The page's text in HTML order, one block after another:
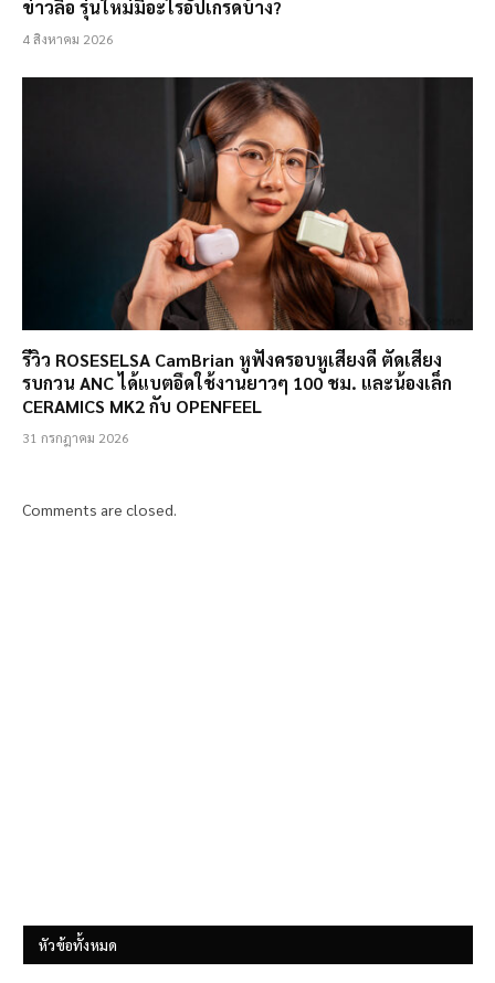
ข่าวลือ รุ่นใหม่มีอะไรอัปเกรดบ้าง?
4 สิงหาคม 2026
รีวิว ROSESELSA CamBrian หูฟังครอบหูเสียงดี ตัดเสียง
รบกวน ANC ได้แบตอึดใช้งานยาวๆ 100 ชม. และน้องเล็ก
CERAMICS MK2 กับ OPENFEEL
31 กรกฎาคม 2026
Comments are closed.
หัวข้อทั้งหมด